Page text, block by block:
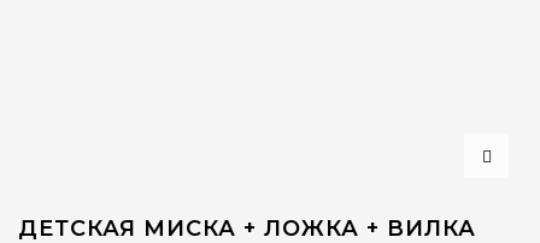
ДЕТСКАЯ МИСКА + ЛОЖКА + ВИЛКА